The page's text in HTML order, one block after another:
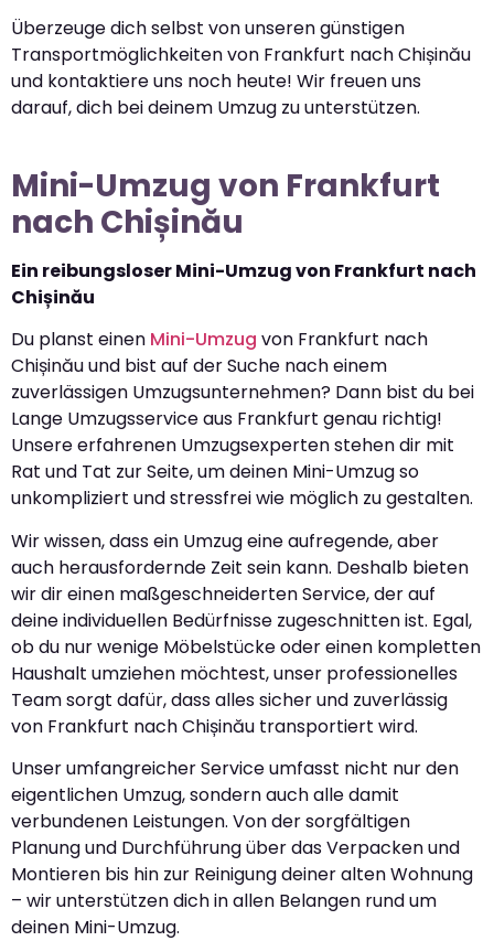
Überzeuge dich selbst von unseren günstigen
Transportmöglichkeiten von Frankfurt nach Chișinău
und kontaktiere uns noch heute! Wir freuen uns
darauf, dich bei deinem Umzug zu unterstützen.
Mini-Umzug von Frankfurt
nach Chișinău
Ein reibungsloser Mini-Umzug von Frankfurt nach
Chișinău
Du planst einen Mini-Umzug von Frankfurt nach
Chișinău und bist auf der Suche nach einem
zuverlässigen Umzugsunternehmen? Dann bist du bei
Lange Umzugsservice aus Frankfurt genau richtig!
Unsere erfahrenen Umzugsexperten stehen dir mit
Rat und Tat zur Seite, um deinen Mini-Umzug so
unkompliziert und stressfrei wie möglich zu gestalten.
Wir wissen, dass ein Umzug eine aufregende, aber
auch herausfordernde Zeit sein kann. Deshalb bieten
wir dir einen maßgeschneiderten Service, der auf
deine individuellen Bedürfnisse zugeschnitten ist. Egal,
ob du nur wenige Möbelstücke oder einen kompletten
Haushalt umziehen möchtest, unser professionelles
Team sorgt dafür, dass alles sicher und zuverlässig
von Frankfurt nach Chișinău transportiert wird.
Unser umfangreicher Service umfasst nicht nur den
eigentlichen Umzug, sondern auch alle damit
verbundenen Leistungen. Von der sorgfältigen
Planung und Durchführung über das Verpacken und
Montieren bis hin zur Reinigung deiner alten Wohnung
– wir unterstützen dich in allen Belangen rund um
deinen Mini-Umzug.